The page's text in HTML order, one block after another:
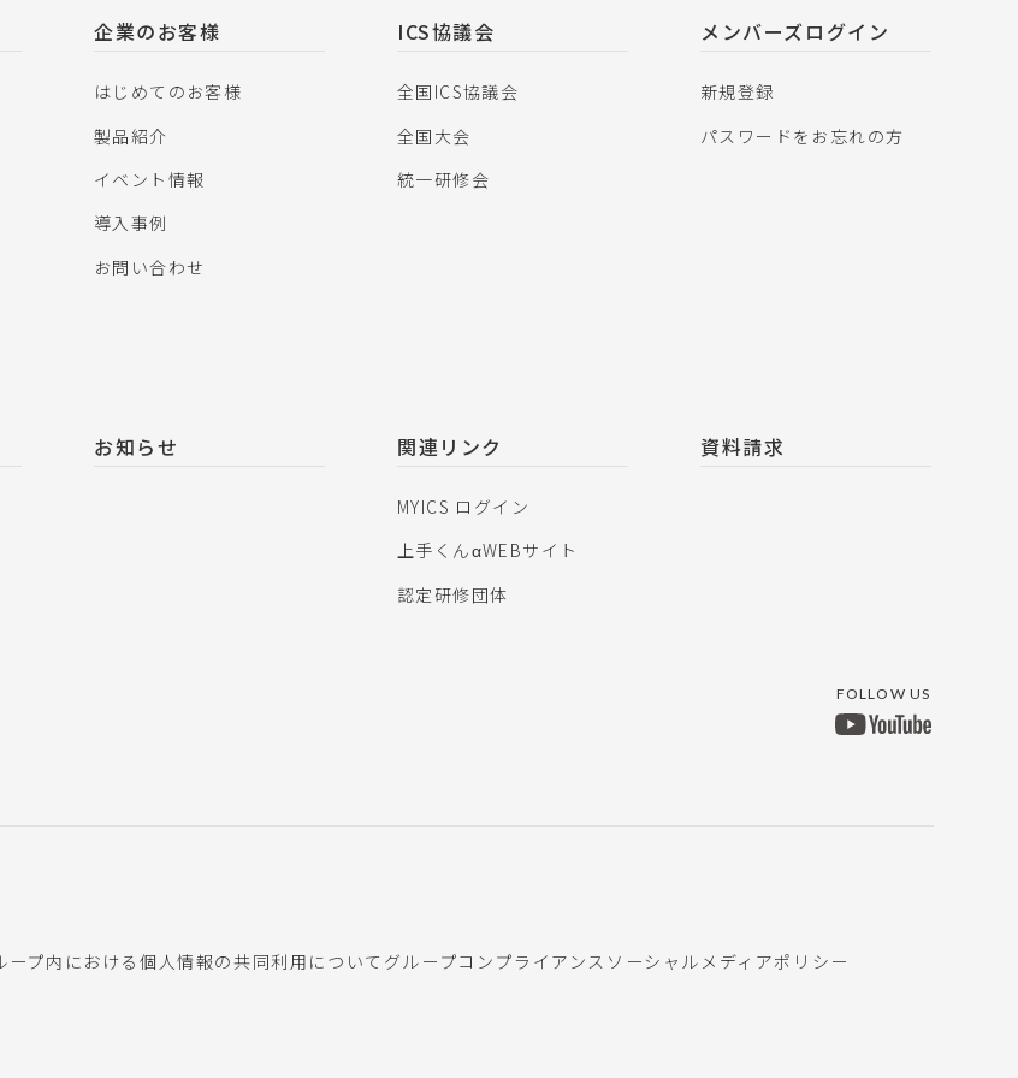
企業のお客様
はじめてのお客様
製品紹介
イベント情報
導入事例
お問い合わせ
ICS協議会
全国ICS協議会
全国大会
統一研修会
メンバーズログイン
新規登録
パスワードをお忘れの方
お知らせ 関連リンク
MYICS ログイン
上手くんαWEBサイト
認定研修団体
資料請求
FOLLOW US
ープ内における個人情報の共同利用について グループコンプライアンス ソーシャルメディアポリシー